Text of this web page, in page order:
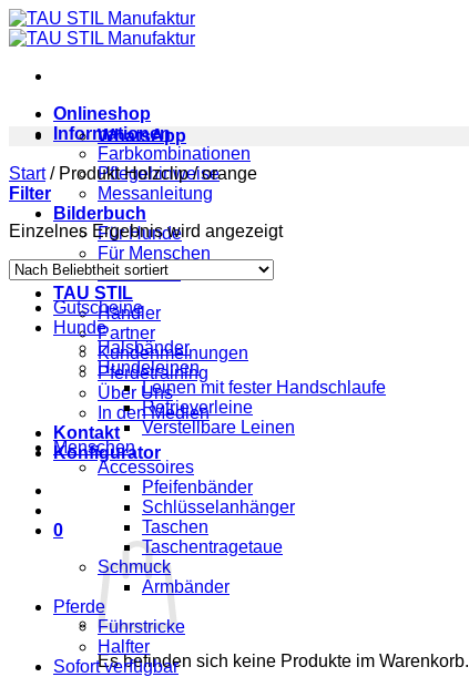
Zum
Inhalt
Onlineshop
Informationen
Farbkombinationen
Pflegehinweise
Messanleitung
Bilderbuch
Für Hunde
Für Menschen
Für Pferde
TAU STIL
Händler
Partner
Kundenmeinungen
Pferdetraining
Über Uns
In den Medien
Kontakt
Konfigurator
0
Es befinden sich keine Produkte im Warenkorb.
WhatsApp
Start /Produkt Holzclip/orange
Filter
Einzelnes Ergebnis wird angezeigt
Gutscheine
Hunde
Halsbänder
Hundeleinen
Leinen mit fester Handschlaufe
Retrieverleine
Verstellbare Leinen
Menschen
Accessoires
Pfeifenbänder
Schlüsselanhänger
Taschen
Taschentragetaue
Schmuck
Armbänder
Pferde
Führstricke
Halfter
Sofort verfügbar